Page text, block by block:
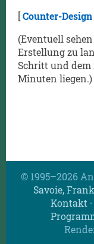
[Counter-
(Eventuell
Erstellung zu
Schritt und
Minuten liegen.)
© 1995–2026
Savoie,
Kontakt ·